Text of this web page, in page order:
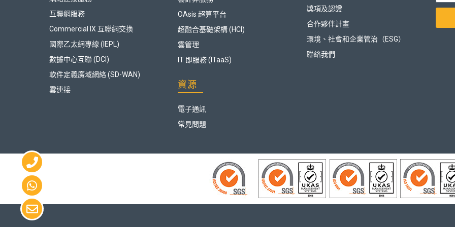
互聯網服務
Commercial IX 互聯網交換
國際乙太網專線 (IEPL)
數據中心互聯 (DCI)
軟件定義廣域網絡 (SD-WAN)
雲連接
OAsis 超算平台
超融合基礎架構 (HCI)
雲管理
IT 即服務 (ITaaS)
資源
電子通訊
常見問題
獎項及認證
合作夥伴計畫
環境、社會和企業管治（ESG）
聯絡我們